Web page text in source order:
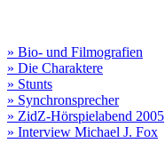
» Bio- und Filmografien
» Die Charaktere
» Stunts
» Synchronsprecher
» ZidZ-Hörspielabend 2005
» Interview Michael J. Fox